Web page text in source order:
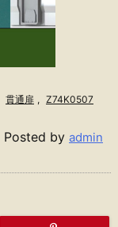
貫通扉 , Z74K0507
Posted by admin